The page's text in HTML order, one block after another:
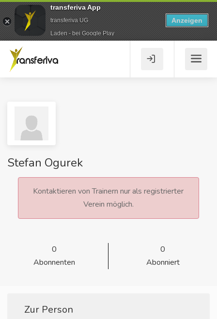
Stefan Ogurek
Kontaktieren von Trainern nur als registrierter
Verein möglich.
0
Abonnenten
0
Abonniert
Zur Person
transferiva App
transferiva UG
Laden - bei Google Play
Anzeigen